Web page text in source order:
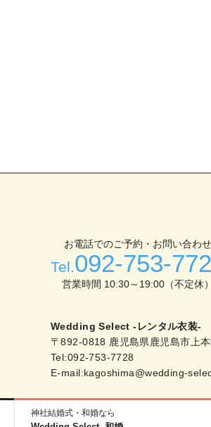
お電話でのご予約・お問い合わせ
Tel.092-753-
営業時間 10:30～19:00（不定休）
Wedding Select -レンタル衣装-
〒892-0818 鹿児島県鹿児島市上
Tel:092-753-7728
E-mail:kagoshima@wedding-
神社結婚式・和婚なら